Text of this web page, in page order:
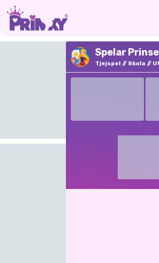
Spelar
Tjejspel Skola